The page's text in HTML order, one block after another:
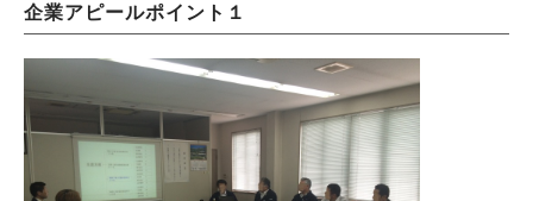
企業アピールポイント１